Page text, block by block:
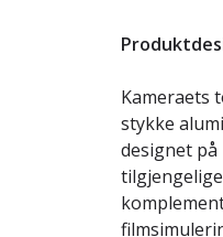
Kameraets
stykke
designet